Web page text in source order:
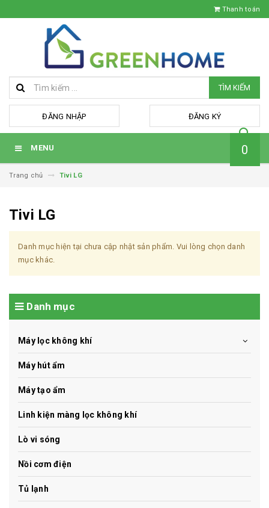
Thanh toán
TÌM KIẾM
ĐĂNG NHẬP ĐĂNG KÝ
MENU 0
Trang chủ Tivi LG
Tivi LG
Danh mục hiện tại chưa cập nhật sản phẩm. Vui lòng chọn danh
mục khác.
Danh mục
Máy lọc không khí
Máy hút ẩm
Máy tạo ẩm
Linh kiện màng lọc không khí
Lò vi sóng
Nồi cơm điện
Tủ lạnh